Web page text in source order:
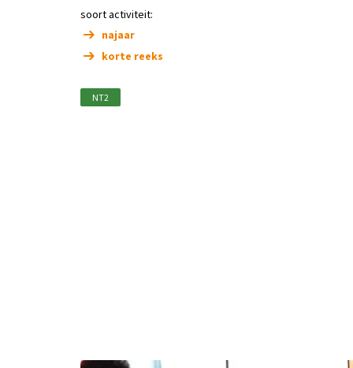
soort activiteit:
najaar
korte reeks
NT2